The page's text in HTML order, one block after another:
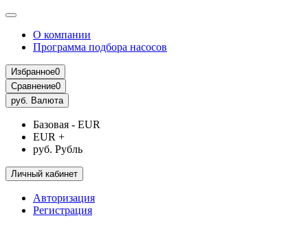
О компании
Программа подбора насосов
Избранное0
Сравнение0
руб. Валюта
Базовая - EUR
EUR +
руб. Рубль
Личный кабинет
Авторизация
Регистрация